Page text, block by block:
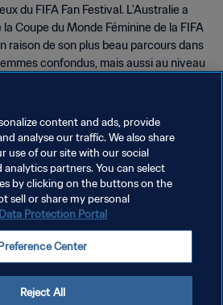
du FIFA Fan Festival. L'Australie a
Coupe du Monde Féminine de la FIFA
raison de son plus beau parcours dans
confondus, mais aussi au niveau
des deux pays hôtes où les
masse pour soutenir leur équipe !
LES COOKIES
droits réservés.
content and ads, provide
analyse our traffic. We also share
use of our site with our social
partners. You can select
by clicking on the buttons on the
sell or share my personal
Data Protection Portal
Center
Reject All